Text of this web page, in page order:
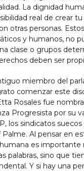
La dignidad
real de crear
otras personas.
y humanos, no
clase o grupos
deben ser
miembro del
comenzar este
Rosales fue
Progresista por su
los sindicatos
Al pensar en
es importante
palabras, sino que
Y si hay una